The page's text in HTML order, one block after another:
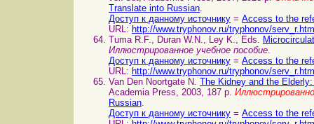
Translate into Russian.
Доступ к данному источнику = Access to the
URL: http://www.tryphonov.ru/tryphonov/
Tuma R.F., Duran W.N., Ley K., Eds.
Иллюстрированное учебное пособие.
Доступ к данному источнику = Access to the
URL: http://www.tryphonov.ru/tryphonov/
Van Den Noortgate N. The Kidney and the
Academia Press, 2003, 187 p.
Russian.
Доступ к данному источнику = Access to the